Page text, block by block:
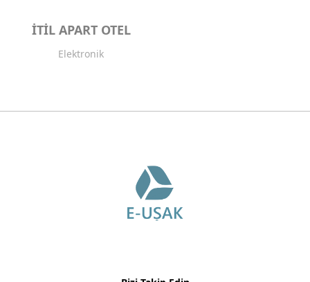
İTİL APART OTEL
Elektronik